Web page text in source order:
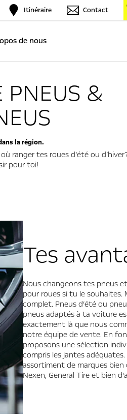
Itinéraire Contact
de nous
PNEUS &
la région.
ranger tes roues d’été ou
pour toi!
Tes
Nous changeons tes pneus
pour roues si tu le souhaites.
complet. Pneus d’été ou
pneus adaptés à ta voiture
exactement là que nous
notre équipe de vente. En
proposons une sélection
compris les jantes
assortiment de marques
Nexen, General Tire et bien